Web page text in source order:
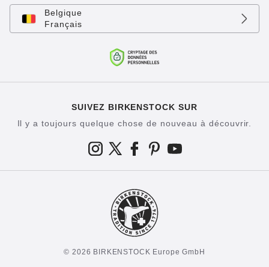
Belgique
Français
SUIVEZ BIRKENSTOCK SUR
Il y a toujours quelque chose de nouveau à découvrir.
© 2026 BIRKENSTOCK Europe GmbH